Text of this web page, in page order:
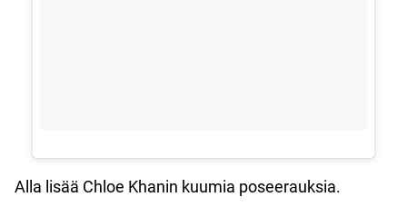
Alla lisää Chloe Khanin kuumia poseerauksia.